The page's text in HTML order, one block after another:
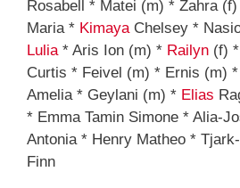
Rosabell * Matei (m) * Zahra
Maria * KimayaChelsey *
Lulia* Aris Ion (m) * Railyn (f)
Curtis * Feivel (m) * Ernis (m)
Amelia * Geylani (m) * Elias
* Emma Tamin Simone * Alia-
Antonia * Henry Matheo *
Finn